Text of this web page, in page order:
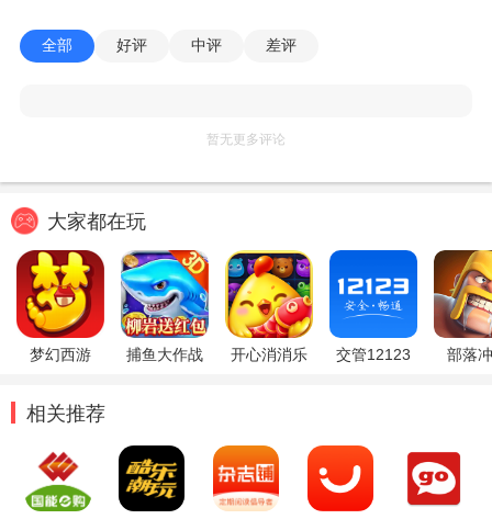
全部 好评 中评 差评
暂无更多评论
大家都在玩
梦幻西游 捕鱼大作战 开心消消乐 交管12123 部落
相关推荐